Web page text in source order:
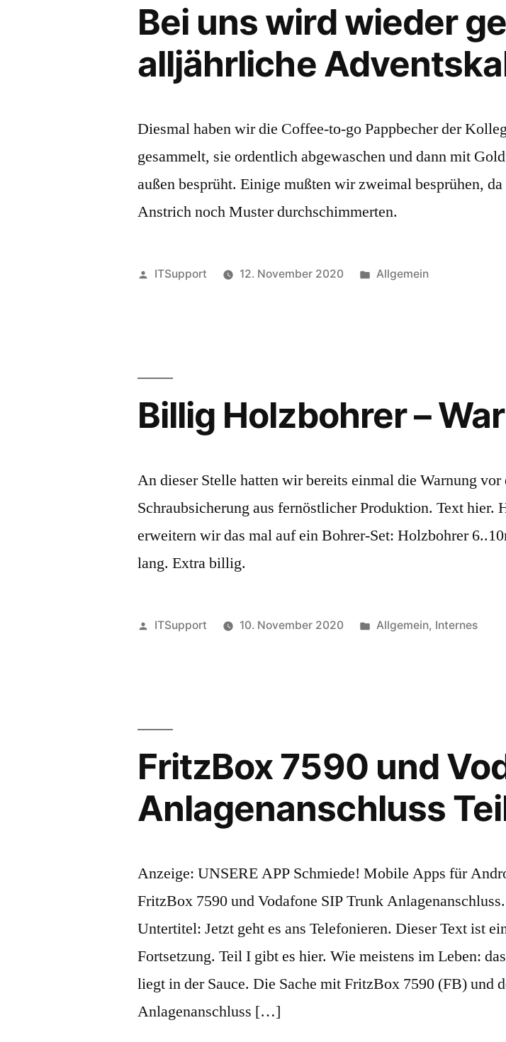
Bei uns wird wieder
alljährliche
Diesmal haben wir die Coffee-to-go Pappbecher der
gesammelt, sie ordentlich abgewaschen und dann mit
außen besprüht. Einige mußten wir zweimal besprühen,
Anstrich noch Muster durchschimmerten.
Veröffentlicht
ITSupport 12. November 2020
Veröffentlicht
Allgemein
Billig Holzbohrer –
An dieser Stelle hatten wir bereits einmal die Warnung vor
Schraubsicherung aus fernöstlicher Produktion. Text hier.
erweitern wir das mal auf ein Bohrer-Set: Holzbohrer
lang. Extra billig.
Veröffentlicht
ITSupport 10. November 2020
Veröffentlicht
Allgemein, Internes
FritzBox 7590 und
Anlagenanschluss
Anzeige: UNSERE APP Schmiede! Mobile Apps für
FritzBox 7590 und Vodafone SIP Trunk
Untertitel: Jetzt geht es ans Telefonieren. Dieser Text ist
Fortsetzung. Teil I gibt es hier. Wie meistens im Leben:
liegt in der Sauce. Die Sache mit FritzBox 7590 (FB) und
Anlagenanschluss […]